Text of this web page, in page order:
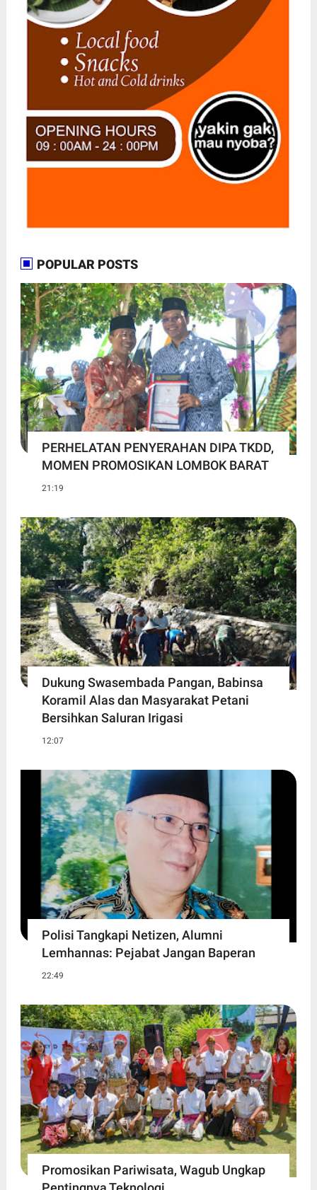
POPULAR POSTS
PERHELATAN PENYERAHAN DIPA TKDD,
MOMEN PROMOSIKAN LOMBOK BARAT
21:19
Dukung Swasembada Pangan, Babinsa
Koramil Alas dan Masyarakat Petani
Bersihkan Saluran Irigasi
12:07
Polisi Tangkapi Netizen, Alumni
Lemhannas: Pejabat Jangan Baperan
22:49
Promosikan Pariwisata, Wagub Ungkap